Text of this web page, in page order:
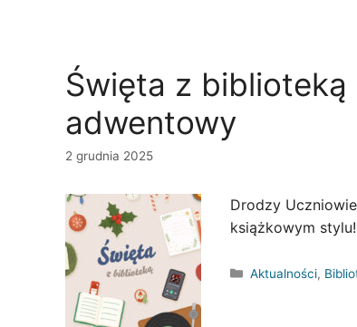
Święta z
adwentowy
2 grudnia 2025
Drodzy
książkowym stylu!
Kategorie
Aktualności,